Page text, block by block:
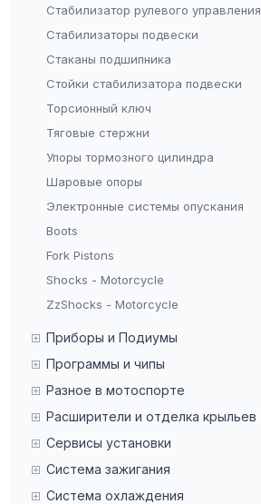
Стабилизатор рулевого управления
Стабилизаторы подвески
Стаканы подшипника
Стойки стабилизатора подвески
Торсионный ключ
Тяговые стержни
Упоры тормозного цилиндра
Шаровые опоры
Электронные системы опускания
Boots
Fork Pistons
Shocks - Motorcycle
ZzShocks - Motorcycle
Приборы и Подиумы
Программы и чипы
Разное в мотоспорте
Расширители и отделка крыльев
Сервисы установки
Система зажигания
Система охлаждения